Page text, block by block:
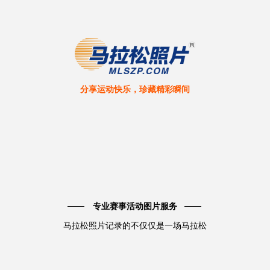
分享运动快乐，珍藏精彩瞬间
专业赛事活动图片服务
马拉松照片记录的不仅仅是一场马拉松